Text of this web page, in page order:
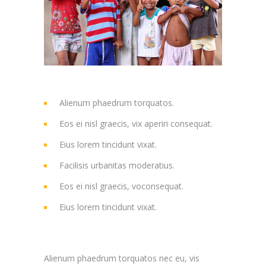
Alienum phaedrum torquatos.
Eos ei nisl graecis, vix aperiri consequat.
Eius lorem tincidunt vixat.
Facilisis urbanitas moderatius.
Eos ei nisl graecis, voconsequat.
Eius lorem tincidunt vixat.
Alienum phaedrum torquatos nec eu, vis